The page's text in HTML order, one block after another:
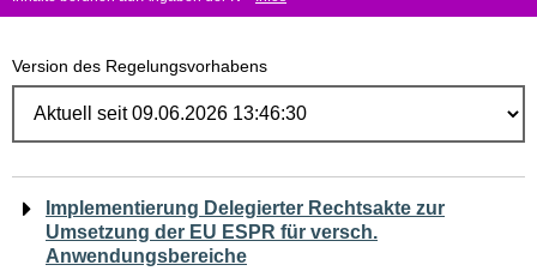
Version des Regelungsvorhabens
Navigation
für
Implementierung Delegierter Rechtsakte zur
Umsetzung der EU ESPR für versch.
Anwendungsbereiche